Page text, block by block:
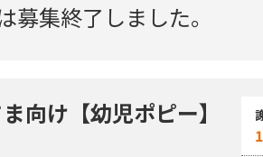
募集終了しました。
向け【幼児ポピー】